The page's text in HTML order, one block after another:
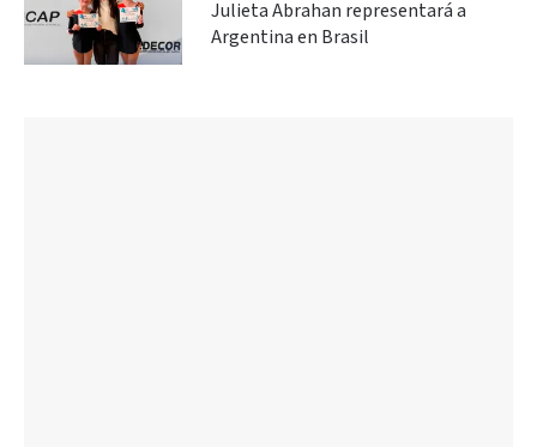
Julieta Abrahan representará a
Argentina en Brasil